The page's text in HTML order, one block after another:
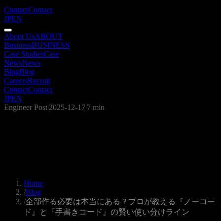
ContactContact
JPEN
About UsABOUT
BusinessBUSINESS
Case StudiesCase
NewsNews
BlogBlog
CareersRecruit
ContactContact
JPEN
Engineer Post|2025-12-17|7 min
Home
/Blog
/全部作る必要は本当にある？プロが教える『ノーコー
ド』と『手書きコード』の賢い使い分けライン